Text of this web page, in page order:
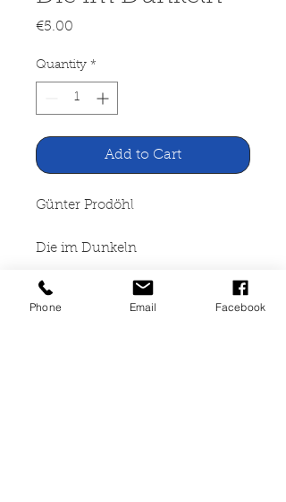
€5.00
Quantity *
Add to Cart
Günter Prodöhl
Die im Dunkeln
Verlag Das Neue Berlin, 1959
Phone Email Facebook